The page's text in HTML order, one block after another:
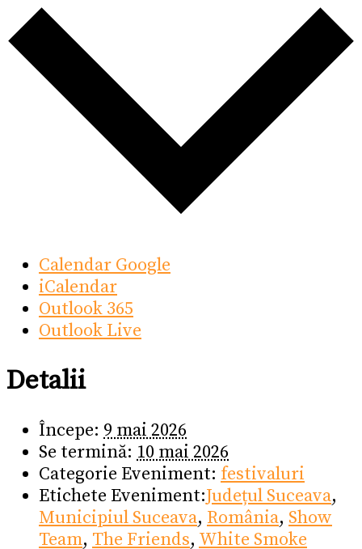
Calendar Google
iCalendar
Outlook 365
Outlook Live
Detalii
Începe: 9 mai 2026
Se termină: 10 mai 2026
Categorie Eveniment: festivaluri
Etichete Eveniment:Județul Suceava,
Municipiul Suceava, România, Show
Team, The Friends, White Smoke